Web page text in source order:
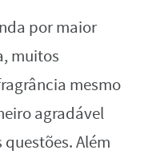
por maior
muitos
mesmo
agradável
questões. Além